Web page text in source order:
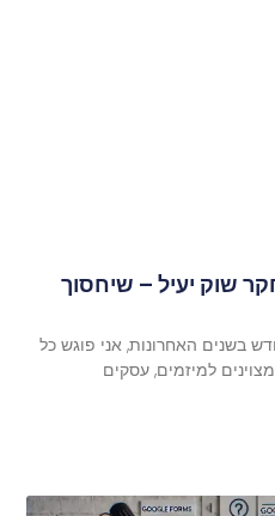
שוק יעיל – שיחסוך
בשנים האחרונות, אני פוגש כל
למיזמים, עסקים